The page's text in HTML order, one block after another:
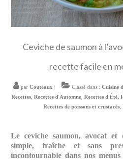
Ceviche de saumon à
recette facile en
par Couteaux | Classé dans : Cuisine
Recettes, Recettes d'Automne, Recettes d'Été,
Recettes de poissons et crustacés
Le ceviche saumon, avocat
simple, fraîche et sans
incontournable dans nos